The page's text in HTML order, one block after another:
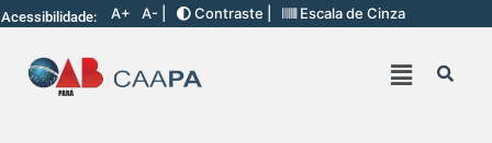
Acessibilidade: A+ A- | Contraste | Escala de Cinza